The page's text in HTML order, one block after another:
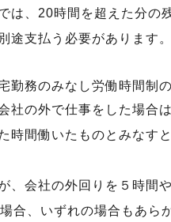
は、20時間を超えた分の
途支払う必要があります。
勤務のみなし労働時間制
社の外で仕事をした場合
時間働いたものとみなす
、会社の外回りを５時間
合、いずれの場合もあら